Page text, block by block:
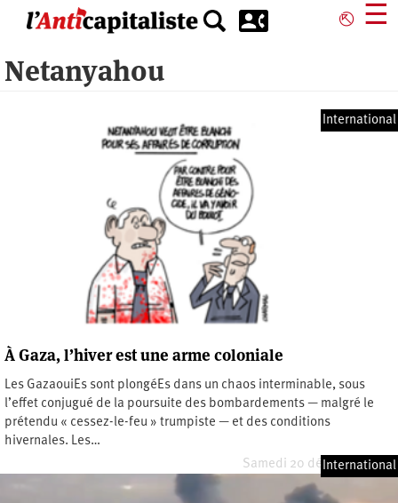
principal
⎋ ☰
Netanyahou
International
À Gaza, l’hiver est une arme coloniale
Les GazaouiEs sont plongéEs dans un chaos interminable, sous
l’effet conjugué de la poursuite des bombardements — malgré le
prétendu « cessez-le-feu » trumpiste — et des conditions
hivernales. Les…
Samedi 20 décembre 2025
International